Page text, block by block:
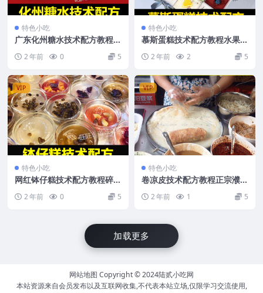
特色小吃
广东化州糖水技术配方教程港
式夏季甜饮品摆摊创业小吃教
学商用
2 年前 0 5
特色小吃
慕斯蛋糕技术配方教程水果甜
点品私房烘焙小吃制作技术教
程商用
2 年前 2 5
VIP
特色小吃
网红钵仔糕技术配方教程碎仔
糕小吃制作视频培训教学摆摊
创业商用
2 年前 0 5
VIP
特色小吃
卷凉皮技术配方教程正宗濮阳
裹凉皮调料辣椒油制作技术教
程商用
2 年前 1 5
加载更多
网站地图 Copyright © 2024陆贰小吃网
本站资源来自会员发布以及互联网收集,不代表本站立场,仅限学习交流使用,